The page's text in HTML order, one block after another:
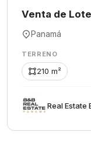
Venta de
Panamá
TERRENO
210 m²
Rеаl Еstаtе